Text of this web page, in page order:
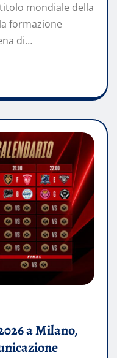
mondiale della
formazione
di…
a Milano,